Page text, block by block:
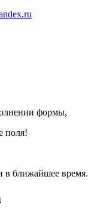
формы,
поля!
в ближайшее время.